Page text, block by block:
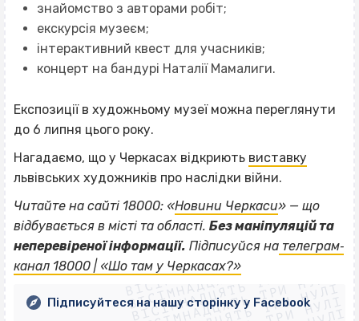
знайомство з авторами робіт;
екскурсія музеєм;
інтерактивний квест для учасників;
концерт на бандурі Наталії Мамалиги.
Експозиції в художньому музеї можна переглянути
до 6 липня цього року.
Нагадаємо, що у Черкасах відкриють виставку
львівських художників про наслідки війни.
Читайте на сайті 18000: «Новини Черкаси» — що
відбувається в місті та області. Без маніпуляцій та
неперевіреної інформації. Підписуйся на телеграм‐
канал 18000 | «Шо там у Черкасах?»
ВІСІМНАДЦЯТЬ ТРИ НУЛІ
ВІСІМНАДЦЯТЬ ТРИ НУЛІ
ВІСІМНАДЦЯТЬ ТРИ НУЛІ
ВІСІМНАДЦЯТЬ ТРИ НУЛІ
Підписуйтеся на нашу сторінку у Facebook